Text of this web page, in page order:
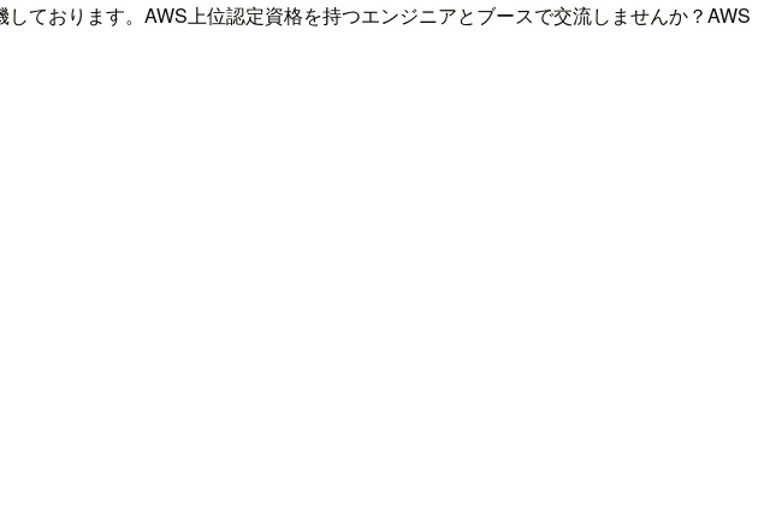
ております。AWS上位認定資格を持つエンジニアとブースで交流しませんか？AWS